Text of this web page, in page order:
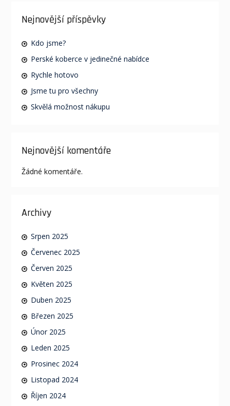
Nejnovější příspěvky
Kdo jsme?
Perské koberce v jedinečné nabídce
Rychle hotovo
Jsme tu pro všechny
Skvělá možnost nákupu
Nejnovější komentáře
Žádné komentáře.
Archivy
Srpen 2025
Červenec 2025
Červen 2025
Květen 2025
Duben 2025
Březen 2025
Únor 2025
Leden 2025
Prosinec 2024
Listopad 2024
Říjen 2024